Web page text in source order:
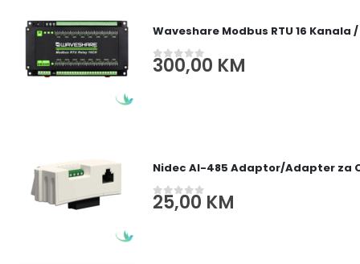
Waveshare Modbus RTU 16
0out of 5
300,00 KM
Nidec AI-485 Adaptor/Adapter za
0out of 5
25,00KM